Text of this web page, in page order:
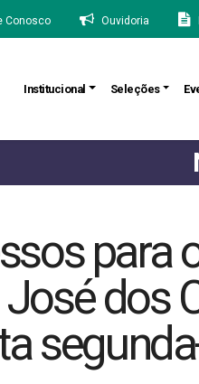
Conosco Ouvidoria
Institucional Seleções
para
dos